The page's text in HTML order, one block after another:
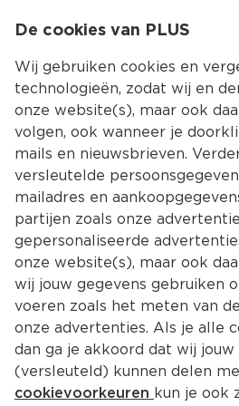
Terug
De cookies van PLUS
Wij gebruiken cookies en
technologieën, zodat wij en
onze website(s), maar ook
volgen, ook wanneer je
mails en nieuwsbrieven.
versleutelde
mailadres en
partijen zoals onze
gepersonaliseerde
onze website(s), maar ook
wij jouw gegevens gebruiken
voeren zoals het meten van
onze advertenties. Als je alle
dan ga je akkoord dat wij jouw
(versleuteld) kunnen delen
cookievoorkeuren kun je ook